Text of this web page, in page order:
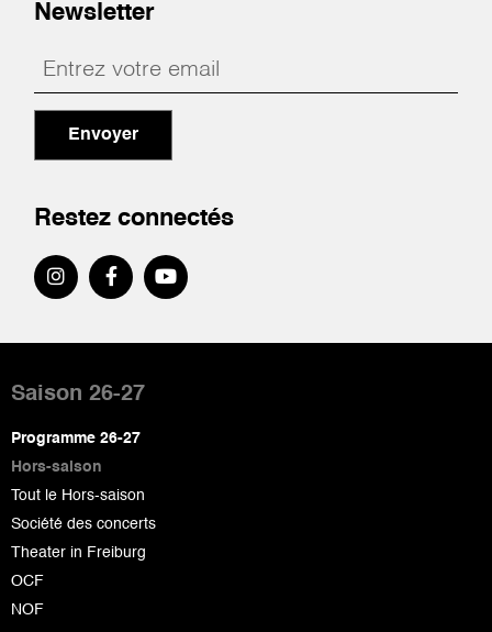
Newsletter
Envoyer
Restez connectés
de
page
Saison 26-27
Programme 26-27
Hors-saison
Tout le Hors-saison
Société des concerts
Theater in Freiburg
OCF
NOF